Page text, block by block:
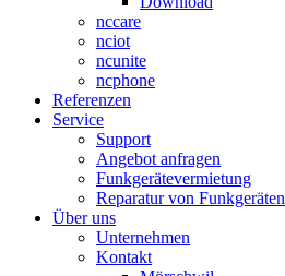
nccare
nciot
ncunite
ncphone
Referenzen
Service
Support
Angebot anfragen
Funkgerätevermietung
Reparatur von Funkgeräten
Über uns
Unternehmen
Kontakt